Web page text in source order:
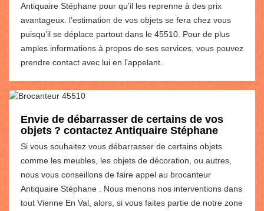
Antiquaire Stéphane pour qu’il les reprenne à des prix
avantageux. l’estimation de vos objets se fera chez vous
puisqu’il se déplace partout dans le 45510. Pour de plus
amples informations à propos de ses services, vous pouvez
prendre contact avec lui en l’appelant.
Envie de débarrasser de certains de vos
objets ? contactez Antiquaire Stéphane
Si vous souhaitez vous débarrasser de certains objets
comme les meubles, les objets de décoration, ou autres,
nous vous conseillons de faire appel au brocanteur
Antiquaire Stéphane . Nous menons nos interventions dans
tout Vienne En Val, alors, si vous faites partie de notre zone